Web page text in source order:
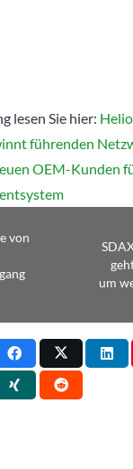
lesen Sie hier:
führenden
OEM-Kunden
von
um